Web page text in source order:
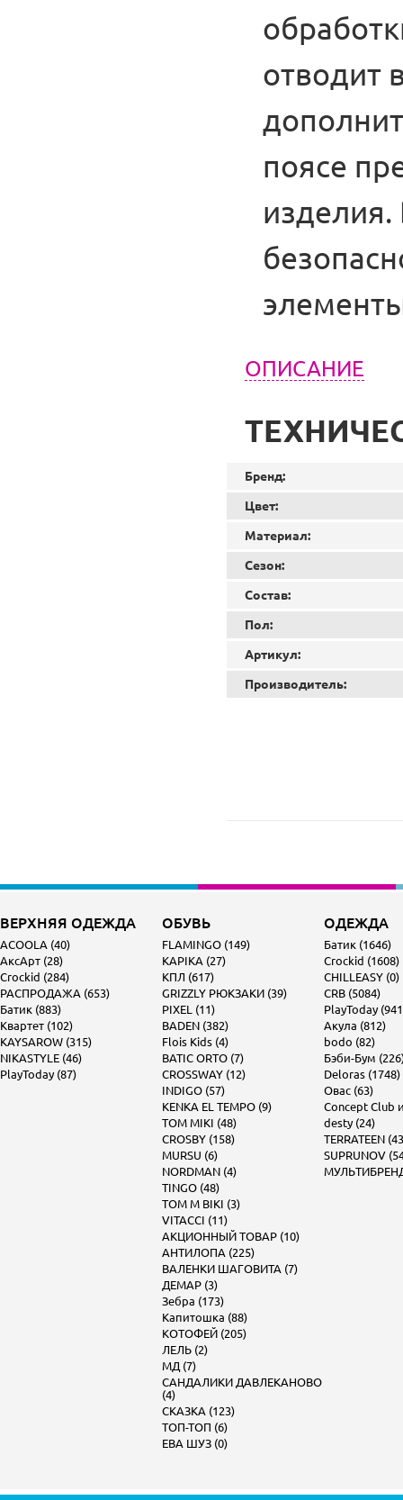
отводит
поясе
изделия.
ОПИСАНИЕ
Бренд:
Цвет:
Материал:
Сезон:
Состав:
Пол:
Артикул:
Производитель:
ВЕРХНЯЯ ОДЕЖДА
ACOOLA (40)
АксАрт (28)
Crockid (284)
РАСПРОДАЖА (653)
Батик (883)
Квартет (102)
KAYSAROW (315)
NIKASTYLE (46)
PlayToday (87)
ОБУВЬ
FLAMINGO (149)
KAPIKA (27)
КПЛ (617)
GRIZZLY РЮКЗАКИ (39)
PIXEL (11)
BADEN (382)
Flois Kids (4)
BATIC ORTO (7)
CROSSWAY (12)
INDIGO (57)
KENKA EL TEMPO (9)
TOM MIKI (48)
CROSBY (158)
MURSU (6)
NORDMAN (4)
TINGO (48)
TOM M BIKI (3)
VITACCI (11)
АКЦИОННЫЙ ТОВАР (10)
АНТИЛОПА (225)
ВАЛЕНКИ ШАГОВИТА (7)
ДЕМАР (3)
Зебра (173)
Капитошка (88)
КОТОФЕЙ (205)
ЛЕЛЬ (2)
МД (7)
САНДАЛИКИ ДАВЛЕКАНОВО
(4)
СКАЗКА (123)
ТОП-ТОП (6)
ЕВА ШУЗ (0)
ОДЕЖДА
Батик (1646)
Crockid (1608)
CHILLEASY (0)
CRB (5084)
PlayToday
Акула (812)
bodo (82)
Бэби-Бум
Deloras (1748)
Овас (63)
Concept Club
desty (24)
TERRATEEN
SUPRUNOV